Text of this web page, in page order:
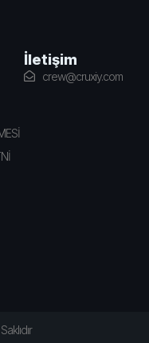
İletişim
crew@cruxiy.com